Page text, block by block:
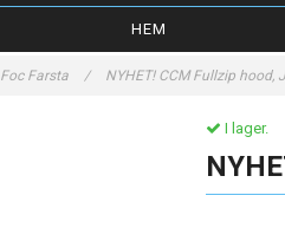
HEM
Foc Farsta / NYHET! CCM Fullzip hood,
I lager.